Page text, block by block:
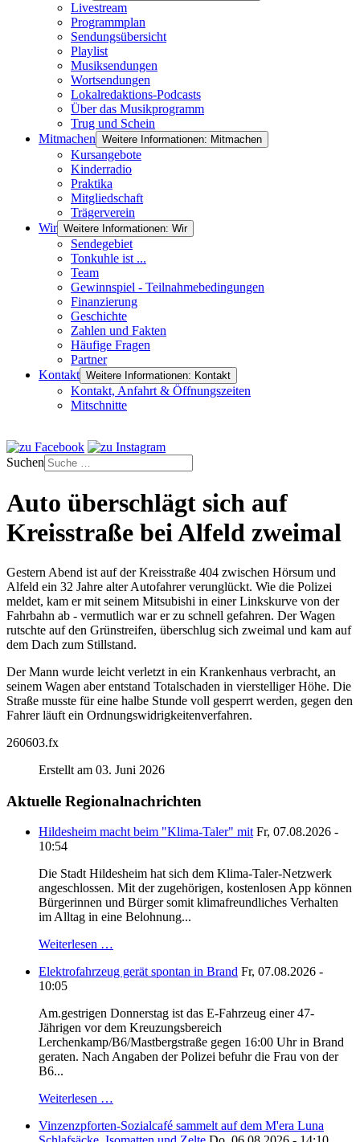
Livestream
Programmplan
Sendungsübersicht
Playlist
Musiksendungen
Wortsendungen
Lokalredaktions-Podcasts
Über das Musikprogramm
Trug und Schein
Mitmachen Weitere Informationen: Mitmachen
Kursangebote
Kinderradio
Praktika
Mitgliedschaft
Trägerverein
Wir Weitere Informationen: Wir
Sendegebiet
Tonkuhle ist ...
Team
Gewinnspiel - Teilnahmebedingungen
Finanzierung
Geschichte
Zahlen und Fakten
Häufige Fragen
Partner
Kontakt Weitere Informationen: Kontakt
Kontakt, Anfahrt & Öffnungszeiten
Mitschnitte
Suchen
Auto überschlägt sich auf
Kreisstraße bei Alfeld zweimal
Gestern Abend ist auf der Kreisstraße 404 zwischen Hörsum und
Alfeld ein 32 Jahre alter Autofahrer verunglückt. Wie die Polizei
meldet, kam er mit seinem Mitsubishi in einer Linkskurve von der
Fahrbahn ab - vermutlich war er zu schnell gefahren. Der Wagen
rutschte auf den Grünstreifen, überschlug sich zweimal und kam auf
dem Dach zum Stillstand.
Der Mann wurde leicht verletzt in ein Krankenhaus verbracht, an
seinem Wagen aber entstand Totalschaden in vierstelliger Höhe. Die
Straße musste für eine halbe Stunde voll gesperrt werden, gegen den
Fahrer läuft ein Ordnungswidrigkeitenverfahren.
260603.fx
Erstellt am 03. Juni 2026
Aktuelle Regionalnachrichten
Hildesheim macht beim "Klima-Taler" mit Fr, 07.08.2026 -
10:54
Die Stadt Hildesheim hat sich dem Klima-Taler-Netzwerk
angeschlossen. Mit der zugehörigen, kostenlosen App können
Bürgerinnen und Bürger somit klimafreundliches Verhalten
im Alltag in eine Belohnung...
Weiterlesen …
Elektrofahrzeug gerät spontan in Brand Fr, 07.08.2026 -
10:05
Am.gestrigen Donnerstag ist das E-Fahrzeug einer 47-
Jährigen vor dem Kreuzungsbereich
Lerchenkamp/B6/Mastbergstraße gegen 16:00 Uhr in Brand
geraten. Nach Angaben der Polizei befuhr die Frau von der
B6...
Weiterlesen …
Vinzenzpforten-Sozialcafé sammelt auf dem M'era Luna